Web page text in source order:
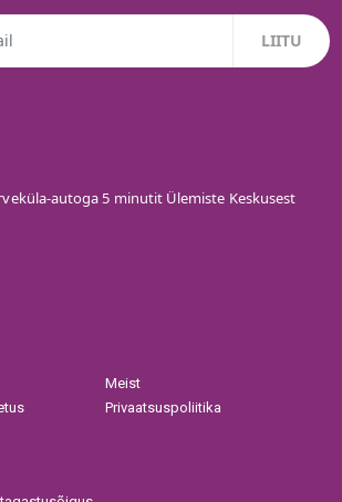
autoga 5 minutit Ülemiste Keskusest
Meist
Privaatsuspoliitika